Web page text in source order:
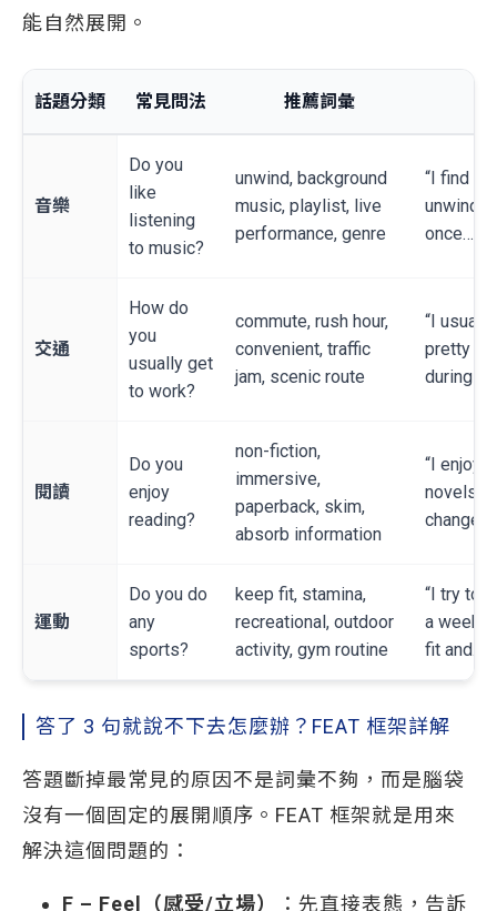
能自然展開。
話題分類 常見問法 推薦詞彙
音樂
Do you
like
listening
to music?
unwind, background
music, playlist, live
performance, genre
“I find
unwind
once…”
交通
How do
you
usually get
to work?
commute, rush hour,
convenient, traffic
jam, scenic route
“I
pretty
during
閱讀
Do you
enjoy
reading?
non-fiction,
immersive,
paperback, skim,
absorb information
“I enjoy
novels.
changed
運動
Do you do
any
sports?
keep fit, stamina,
recreational, outdoor
activity, gym routine
“I try to
a week.
fit and…”
答了 3 句就說不下去怎麼辦？FEAT 框架詳解
答題斷掉最常見的原因不是詞彙不夠，而是腦袋
沒有一個固定的展開順序。FEAT 框架就是用來
解決這個問題的：
F – Feel（感受/立場） ：先直接表態，告訴